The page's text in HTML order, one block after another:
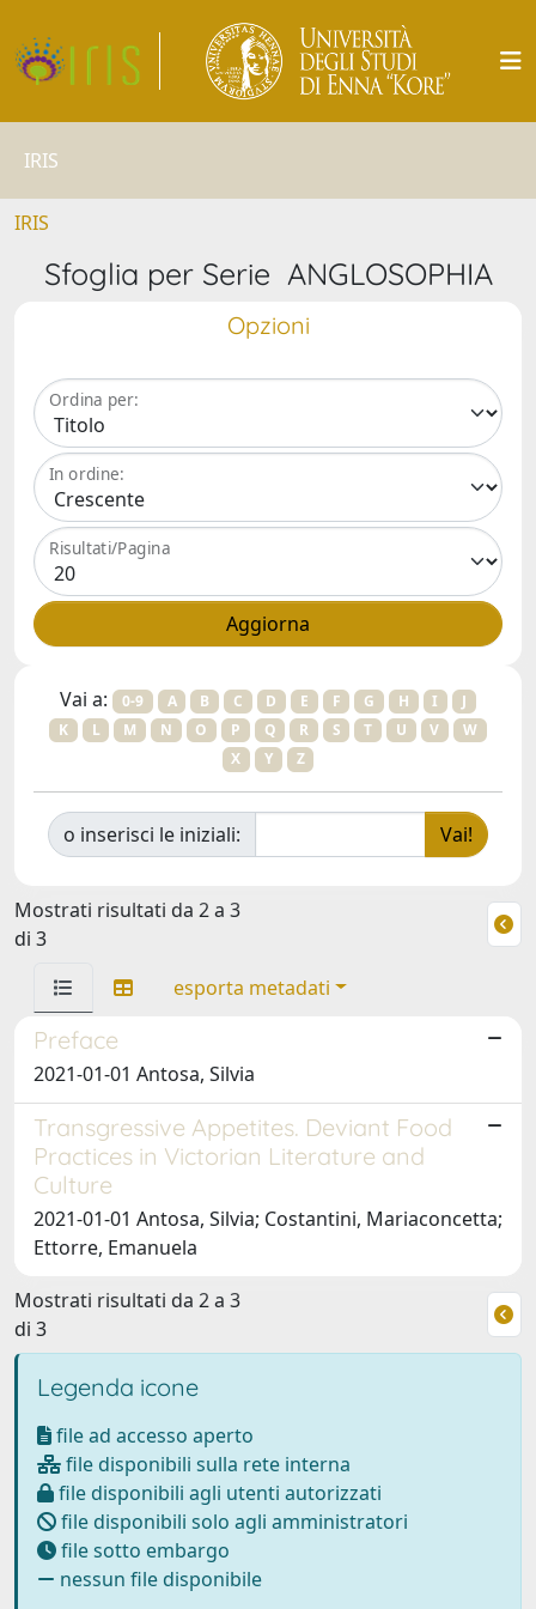
IRIS
IRIS
Sfoglia per Serie ANGLOSOPHIA
Opzioni
Ordina per:
In ordine:
Risultati/Pagina
Vai a: 0-9 A B C D E F G H I
J
K
L M N O P Q R S T U V
W
X
Y Z
o inserisci le iniziali:
Mostrati risultati da 2 a 3
di 3
esporta metadati
Preface
2021-01-01 Antosa, Silvia
Transgressive Appetites. Deviant Food
Practices in Victorian Literature and
Culture
2021-01-01 Antosa, Silvia; Costantini, Mariaconcetta;
Ettorre, Emanuela
Mostrati risultati da 2 a 3
di 3
Legenda icone
file ad accesso aperto
file disponibili sulla rete interna
file disponibili agli utenti autorizzati
file disponibili solo agli amministratori
file sotto embargo
nessun file disponibile